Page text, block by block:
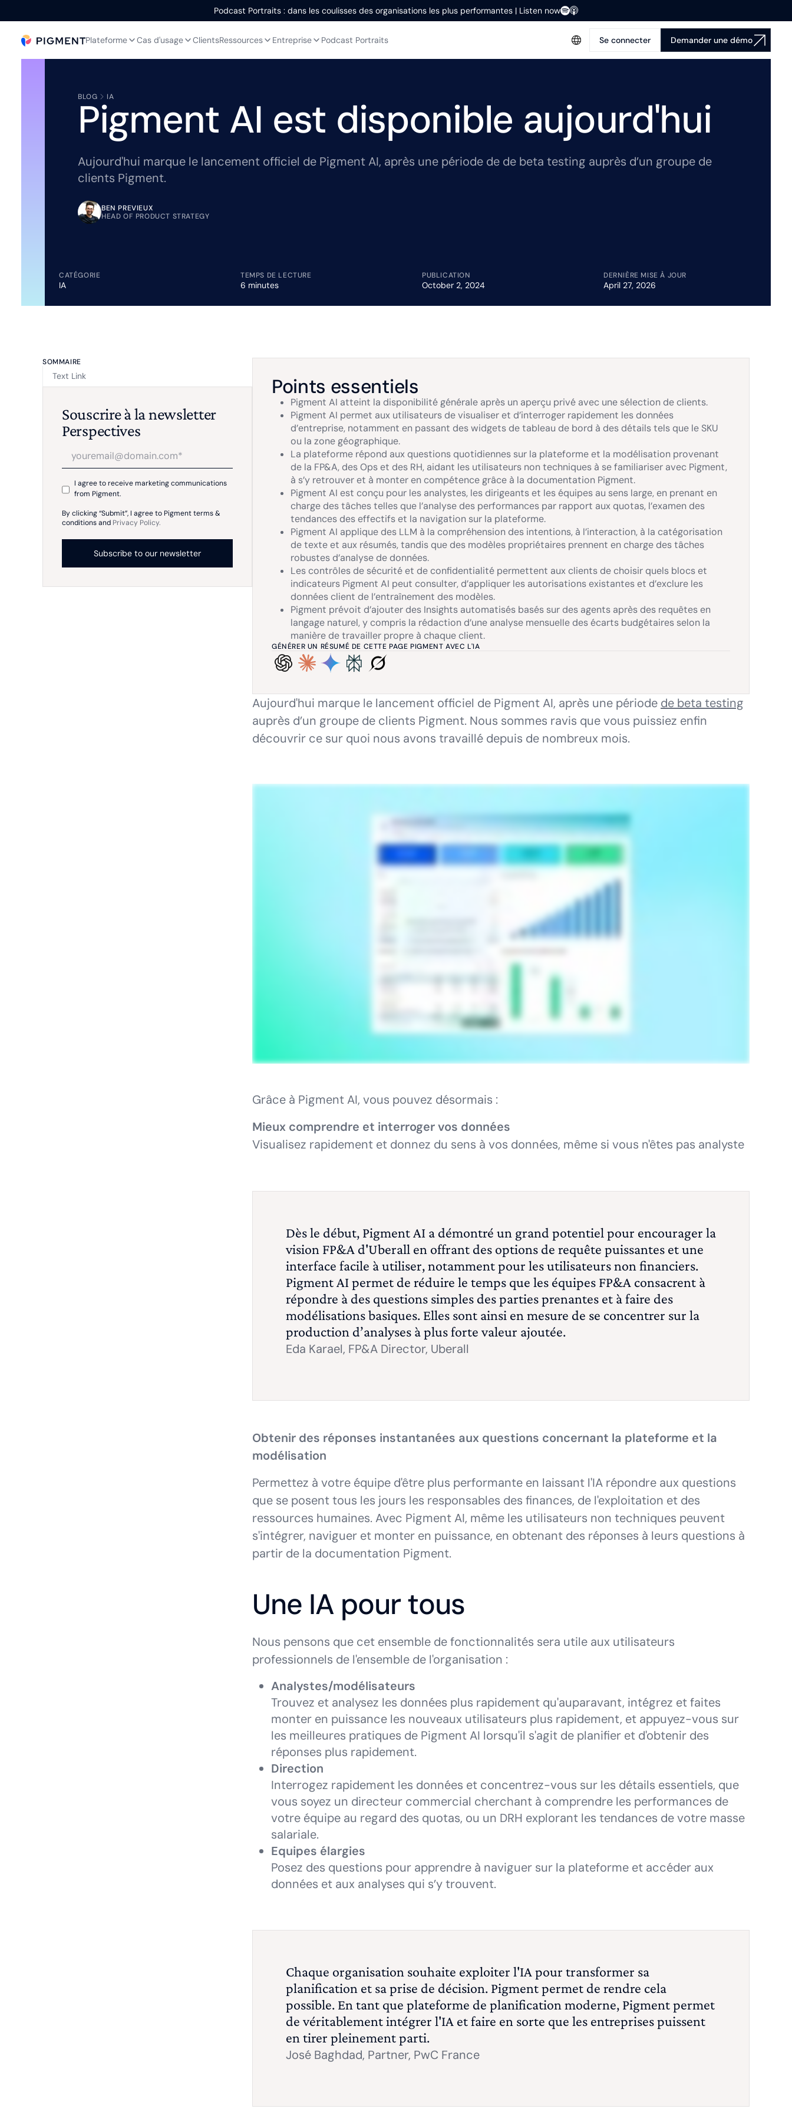
Podcast Portraits : dans les coulisses des organisations les plus performantes | Listen now
Plateforme Cas d'usage ClientsRessources Entreprise Podcast Portraits Se connecter Demander une démo
BLOG IA
Pigment AI est disponible aujourd'hui
Aujourd'hui marque le lancement officiel de Pigment AI, après une période de de beta testing auprès d’un groupe de
clients Pigment.
BEN PREVIEUX
HEAD OF PRODUCT STRATEGY
CATÉGORIE
IA
TEMPS DE LECTURE
6 minutes
PUBLICATION
October 2, 2024
DERNIÈRE MISE À JOUR
April 27, 2026
SOMMAIRE
Text Link
Souscrire à la newsletter
Perspectives
I agree to receive marketing communications
from Pigment.
By clicking “Submit”, I agree to Pigment terms &
conditions and Privacy Policy.
Points essentiels
Pigment AI atteint la disponibilité générale après un aperçu privé avec une sélection de clients.
Pigment AI permet aux utilisateurs de visualiser et d’interroger rapidement les données
d’entreprise, notamment en passant des widgets de tableau de bord à des détails tels que le SKU
ou la zone géographique.
La plateforme répond aux questions quotidiennes sur la plateforme et la modélisation provenant
de la FP&A, des Ops et des RH, aidant les utilisateurs non techniques à se familiariser avec Pigment,
à s’y retrouver et à monter en compétence grâce à la documentation Pigment.
Pigment AI est conçu pour les analystes, les dirigeants et les équipes au sens large, en prenant en
charge des tâches telles que l’analyse des performances par rapport aux quotas, l’examen des
tendances des effectifs et la navigation sur la plateforme.
Pigment AI applique des LLM à la compréhension des intentions, à l’interaction, à la catégorisation
de texte et aux résumés, tandis que des modèles propriétaires prennent en charge des tâches
robustes d’analyse de données.
Les contrôles de sécurité et de confidentialité permettent aux clients de choisir quels blocs et
indicateurs Pigment AI peut consulter, d’appliquer les autorisations existantes et d’exclure les
données client de l’entraînement des modèles.
Pigment prévoit d’ajouter des Insights automatisés basés sur des agents après des requêtes en
langage naturel, y compris la rédaction d’une analyse mensuelle des écarts budgétaires selon la
manière de travailler propre à chaque client.
GÉNÉRER UN RÉSUMÉ DE CETTE PAGE PIGMENT AVEC L'IA
Aujourd'hui marque le lancement officiel de Pigment AI, après une période de beta testing
auprès d’un groupe de clients Pigment. Nous sommes ravis que vous puissiez enfin
découvrir ce sur quoi nous avons travaillé depuis de nombreux mois.
Grâce à Pigment AI, vous pouvez désormais :
Mieux comprendre et interroger vos données
Visualisez rapidement et donnez du sens à vos données, même si vous n'êtes pas analyste
Dès le début, Pigment AI a démontré un grand potentiel pour encourager la
vision FP&A d'Uberall en offrant des options de requête puissantes et une
interface facile à utiliser, notamment pour les utilisateurs non financiers.
Pigment AI permet de réduire le temps que les équipes FP&A consacrent à
répondre à des questions simples des parties prenantes et à faire des
modélisations basiques. Elles sont ainsi en mesure de se concentrer sur la
production d’analyses à plus forte valeur ajoutée.
Eda Karael, FP&A Director, Uberall
Obtenir des réponses instantanées aux questions concernant la plateforme et la
modélisation
Permettez à votre équipe d'être plus performante en laissant l'IA répondre aux questions
que se posent tous les jours les responsables des finances, de l'exploitation et des
ressources humaines. Avec Pigment AI, même les utilisateurs non techniques peuvent
s'intégrer, naviguer et monter en puissance, en obtenant des réponses à leurs questions à
partir de la documentation Pigment.
Une IA pour tous
Nous pensons que cet ensemble de fonctionnalités sera utile aux utilisateurs
professionnels de l'ensemble de l'organisation :
Analystes/modélisateurs
Trouvez et analysez les données plus rapidement qu'auparavant, intégrez et faites
monter en puissance les nouveaux utilisateurs plus rapidement, et appuyez-vous sur
les meilleures pratiques de Pigment AI lorsqu'il s'agit de planifier et d'obtenir des
réponses plus rapidement.
Direction
Interrogez rapidement les données et concentrez-vous sur les détails essentiels, que
vous soyez un directeur commercial cherchant à comprendre les performances de
votre équipe au regard des quotas, ou un DRH explorant les tendances de votre masse
salariale.
Equipes élargies
Posez des questions pour apprendre à naviguer sur la plateforme et accéder aux
données et aux analyses qui s’y trouvent.
Chaque organisation souhaite exploiter l'IA pour transformer sa
planification et sa prise de décision. Pigment permet de rendre cela
possible. En tant que plateforme de planification moderne, Pigment permet
de véritablement intégrer l'IA et faire en sorte que les entreprises puissent
en tirer pleinement parti.
José Baghdad, Partner, PwC France